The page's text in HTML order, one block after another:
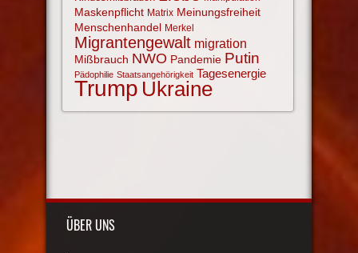
Maskenpflicht Matrix Meinungsfreiheit
Menschenhandel Merkel
Migrantengewalt migration
Mißbrauch NWO Pandemie Putin
Pädophilie Staatsangehörigkeit Tagesenergie
Trump Ukraine
ÜBER UNS